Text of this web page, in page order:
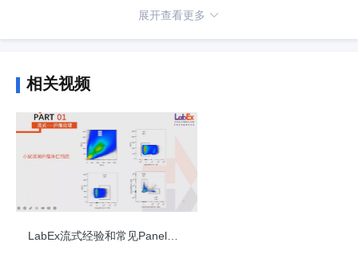
展开查看更多
相关视频